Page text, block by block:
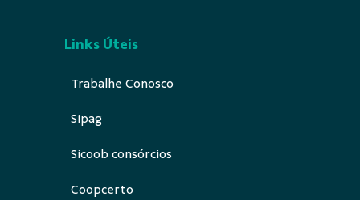
Links Úteis
Trabalhe Conosco
Sipag
Sicoob consórcios
Coopcerto